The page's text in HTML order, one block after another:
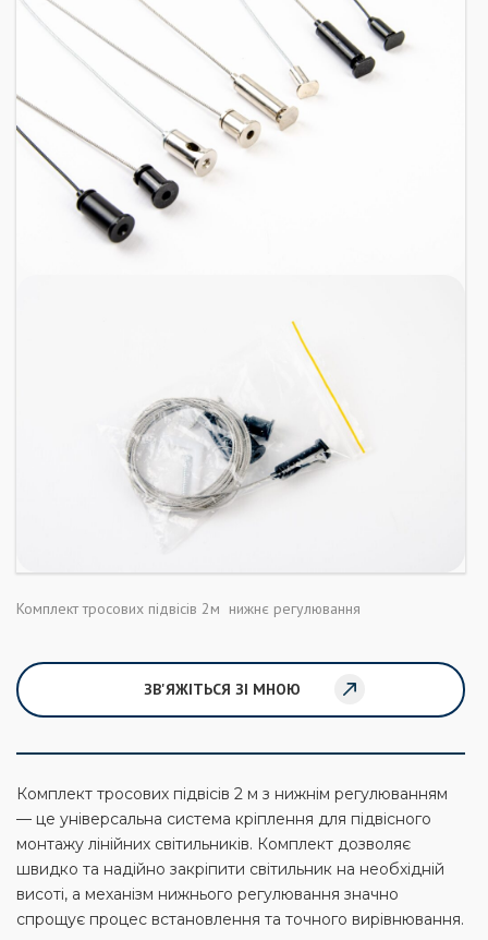
Комплект тросових підвісів 2м нижнє регулювання
ЗВ'ЯЖІТЬСЯ ЗІ МНОЮ
Комплект тросових підвісів 2 м з нижнім регулюванням
— це універсальна система кріплення для підвісного
монтажу лінійних світильників. Комплект дозволяє
швидко та надійно закріпити світильник на необхідній
висоті, а механізм нижнього регулювання значно
спрощує процес встановлення та точного вирівнювання.